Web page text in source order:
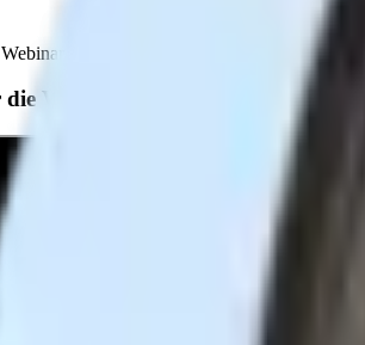
on demand an!
die Webinar-Aufzeichnung an!